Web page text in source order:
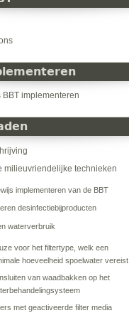
implementeren
milieuvriendelijke technieken
implementeren van de BBT
desinfectiebijproducten
waterverbruik
voor het filtertype, welk een
hoeveelheid spoelwater vereist
van waadbakken op het
met geactiveerde filter media